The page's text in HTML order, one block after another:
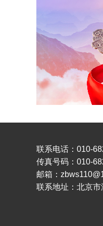
联系电话：010-
传真号码：010-
邮箱：
联系地址：北京